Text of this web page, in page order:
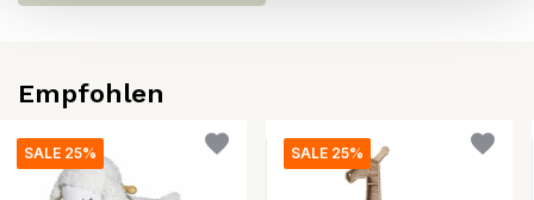
Empfohlen
SALE 25% SALE 25%